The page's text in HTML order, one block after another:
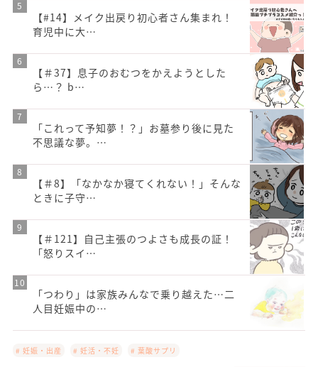
【#14】メイク出戻り初心者さん集まれ！
育児中に大…
【＃37】息子のおむつをかえようとした
ら…？ b…
「これって予知夢！？」お墓参り後に見た
不思議な夢。…
【＃8】「なかなか寝てくれない！」そんな
ときに子守…
【＃121】自己主張のつよさも成長の証！
「怒りスイ…
「つわり」は家族みんなで乗り越えた…二
人目妊娠中の…
# 妊娠・出産 # 妊活・不妊 # 葉酸サプリ